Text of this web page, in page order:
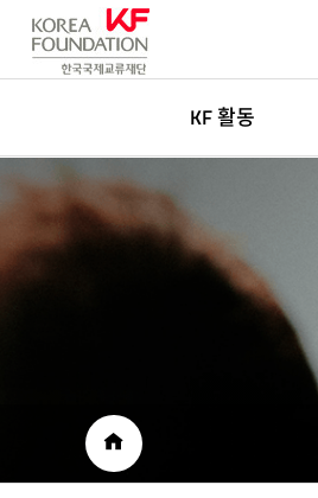
KF 활동
한국학
글로벌네트워킹
HOME